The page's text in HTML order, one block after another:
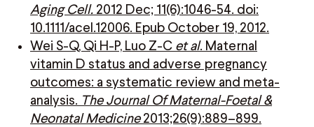
Aging Cell. 2012 Dec; 11(6):1046-54. doi:
10.1111/acel.12006. Epub October 19, 2012.
Wei S-Q, Qi H-P, Luo Z-C et al. Maternal
vitamin D status and adverse pregnancy
outcomes: a systematic review and meta-
analysis. The Journal Of Maternal-Foetal &
Neonatal Medicine2013;26(9):889–899.